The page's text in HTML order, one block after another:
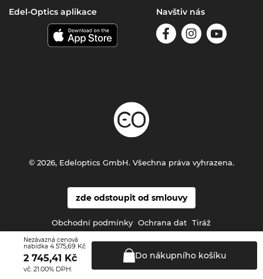
Nezávazná cenová
nabídka 4 575,69 Kč
2 745,41 Kč
vč. 21.00% DPH.
Do nákupníhokošíku
Edel-Optics aplikace Navštiv nás
zde odstoupit od smlouvy
Obchodní podmínky Ochrana dat Tiráž
© 2026, Edeloptics GmbH. Všechna práva vyhrazena.